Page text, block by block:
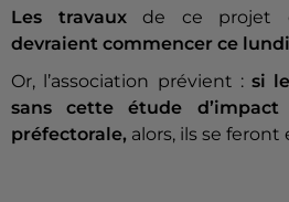
Les travauxde ce projet
devraient commencer ce
Or, l’association prévient :si
sans cette étude
préfectorale, alors, ils se